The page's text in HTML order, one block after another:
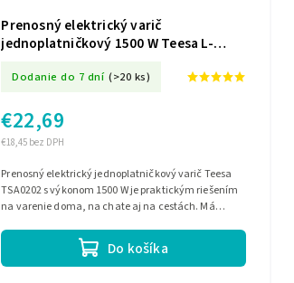
Prenosný elektrický varič
jednoplatničkový 1500 W Teesa L-
Dodanie do 7 dní (>20 ks)
€18,45 bez DPH
€22,69
Do košíka
Prenosný elektrický jednoplatničkový varič Teesa
TSA0202 s výkonom 1500 W je praktickým riešením
na varenie doma, na chate aj na cestách. Má